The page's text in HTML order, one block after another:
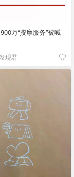
万“按摩服务”被喊
现君